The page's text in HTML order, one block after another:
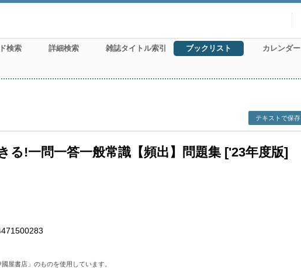
検索 詳細検索 雑誌タイトル索引 ブックリスト カレンダー
テキストで保存
る!一問一答一般常識【頻出】問題集 ['23年度版]
屋書店」のものを使用しています。